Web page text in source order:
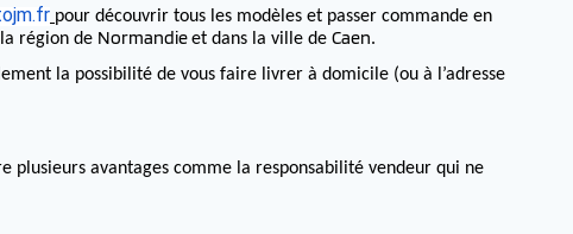
pour découvrir tous les modèles et passer commande en
région de Normandieet dans la ville de Caen.
la possibilité de vous faire livrer à domicile (ou à l’adresse
plusieurs avantages comme la responsabilité vendeur qui ne